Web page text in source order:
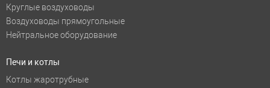
Круглые воздуховоды
Воздуховоды прямоугольные
Нейтральное оборудование
Печи и котлы
Котлы жаротрубные